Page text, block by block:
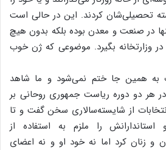
تحصیلی‌شان کردند. این در حالی است
در صنعت و معدن بوده بلکه بدون هیچ
وزارتخانه بگیرد. موضوعی که ژن خوب
به همین جا ختم نمی‌شود و ما شاهد
هر دو دوره ریاست جمهوری روحانی بر
از شایسته‌سالاری سخن گفت و تا
را ملزم به استفاده از
و زنان کرد اما نه خود او و نه اعضای